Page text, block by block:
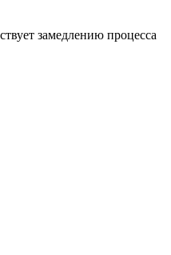
замедлению процесса